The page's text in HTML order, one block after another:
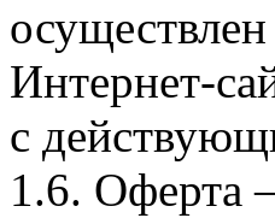
Интернет-
с
1.6. Оферта